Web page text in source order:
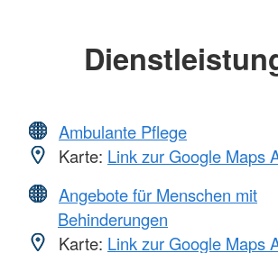
Ambulante Pflege
Karte: Link zur Google Maps
Angebote für Menschen mit
Behinderungen
Karte: Link zur Google Maps